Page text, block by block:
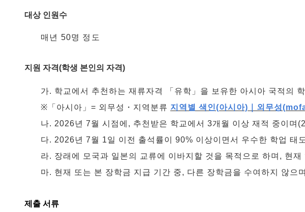
대상 인원수
매년 50명 정도
지원 자격(학생 본인의 자격)
가. 학교에서 추천하는 재류자격 「유학」을 보유한 아시아 국적의
※「아시아」= 외무성・지역분류 지역별 색인(아시아)｜외무성
나. 2026년 7월 시점에, 추천받은 학교에서 3개월 이상 재적 중이
다. 2026년 7월 1일 이전 출석률이 90% 이상이면서 우수한 학업 태
라. 장래에 모국과 일본의 교류에 이바지할 것을 목적으로 하며, 현
마. 현재 또는 본 장학금 지급 기간 중, 다른 장학금을 수여하지 않으
제출 서류